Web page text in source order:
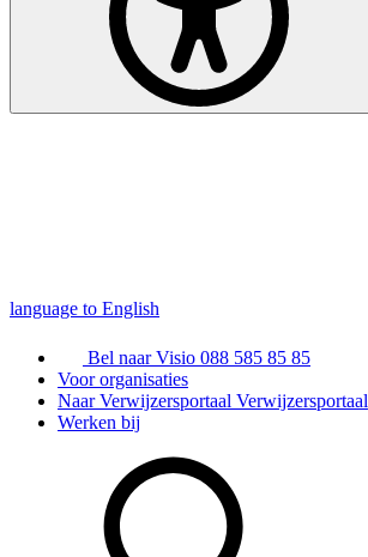
language to English
Bel naar Visio 088 585 85 85
Voor organisaties
Naar Verwijzersportaal Verwijzersportaal
Werken bij